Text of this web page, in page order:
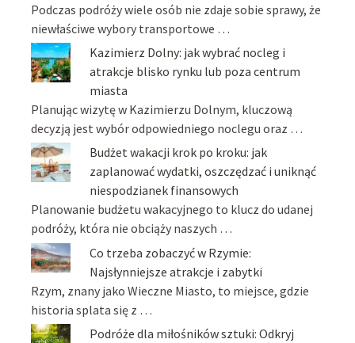
Podczas podróży wiele osób nie zdaje sobie sprawy, że
niewłaściwe wybory transportowe …
Kazimierz Dolny: jak wybrać nocleg i
atrakcje blisko rynku lub poza centrum
miasta
Planując wizytę w Kazimierzu Dolnym, kluczową
decyzją jest wybór odpowiedniego noclegu oraz …
Budżet wakacji krok po kroku: jak
zaplanować wydatki, oszczędzać i uniknąć
niespodzianek finansowych
Planowanie budżetu wakacyjnego to klucz do udanej
podróży, która nie obciąży naszych …
Co trzeba zobaczyć w Rzymie:
Najsłynniejsze atrakcje i zabytki
Rzym, znany jako Wieczne Miasto, to miejsce, gdzie
historia splata się z …
Podróże dla miłośników sztuki: Odkryj